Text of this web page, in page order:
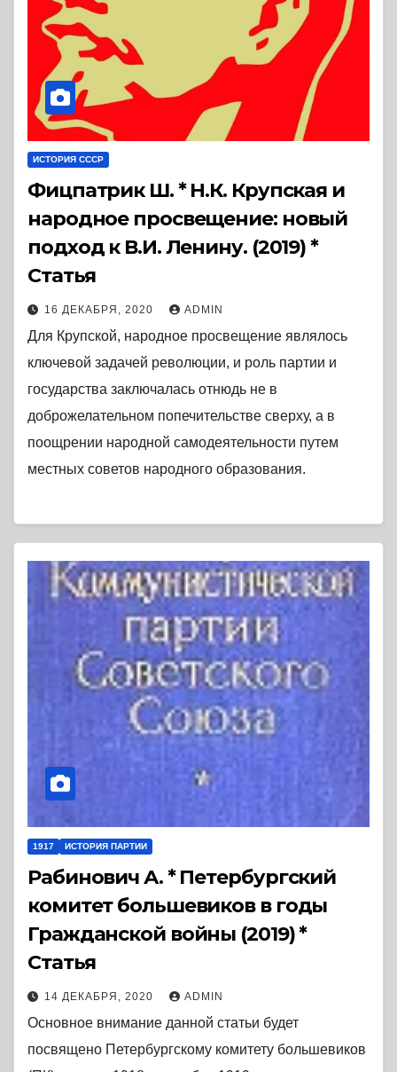
ИСТОРИЯ СССР
Фицпатрик Ш. * Н.К. Крупская и
народное просвещение: новый
подход к В.И. Ленину. (2019) *
Статья
16 ДЕКАБРЯ, 2020 ADMIN
Для Крупской, народное просвещение являлось
ключевой задачей революции, и роль партии и
государства заключалась отнюдь не в
доброжелательном попечительстве сверху, а в
поощрении народной самодеятельности путем
местных советов народного образования.
1917 ИСТОРИЯ ПАРТИИ
Рабинович А. * Петербургский
комитет большевиков в годы
Гражданской войны (2019) *
Статья
14 ДЕКАБРЯ, 2020 ADMIN
Основное внимание данной статьи будет
посвящено Петербургскому комитету большевиков